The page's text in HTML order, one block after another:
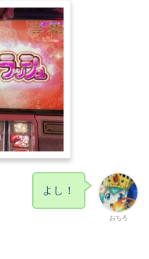
おちろ
よし！